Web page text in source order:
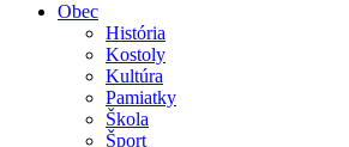
Obec
História
Kostoly
Kultúra
Pamiatky
Škola
Šport